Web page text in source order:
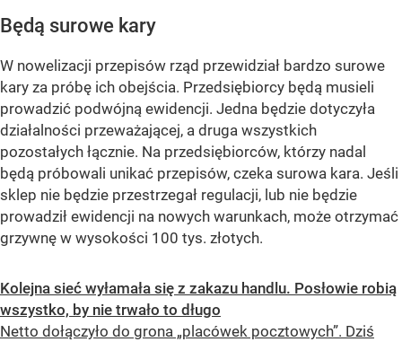
Będą surowe kary
W nowelizacji przepisów rząd przewidział bardzo surowe
kary za próbę ich obejścia. Przedsiębiorcy będą musieli
prowadzić podwójną ewidencji. Jedna będzie dotyczyła
działalności przeważającej, a druga wszystkich
pozostałych łącznie. Na przedsiębiorców, którzy nadal
będą próbowali unikać przepisów, czeka surowa kara. Jeśli
sklep nie będzie przestrzegał regulacji, lub nie będzie
prowadził ewidencji na nowych warunkach, może otrzymać
grzywnę w wysokości 100 tys. złotych.
Kolejna sieć wyłamała się z zakazu handlu. Posłowie robią
wszystko, by nie trwało to długo
Netto dołączyło do grona „placówek pocztowych”. Dziś